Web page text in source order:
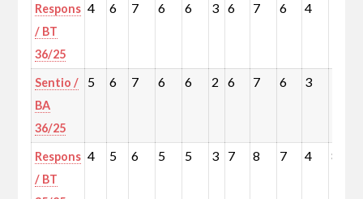
Respons
/ BT
36/25
4 6 7 6 6 3 6 7 6 4
Sentio /
BA
36/25
5 6 7 6 6 2 6 7 6 3
Respons
/ BT
4 5 6 5 5 3 7 8 7 4 8